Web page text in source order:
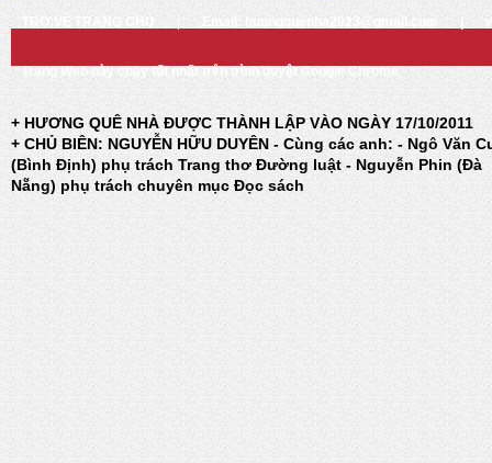
TRỞ VỀ TRANG CHỦ Email: huongquenha2023@gmail.com
Trang Web này chạy tốt nhất trên trình duyệt Google Chrome
+ HƯƠNG QUÊ NHÀ ĐƯỢC THÀNH LẬP VÀO NGÀY 17/10/2011
+ CHỦ BIÊN: NGUYỄN HỮU DUYÊN - Cùng các anh: - Ngô Văn
(Bình Định) phụ trách Trang thơ Đường luật - Nguyễn Phin (Đà
Nẵng) phụ trách chuyên mục Đọc sách